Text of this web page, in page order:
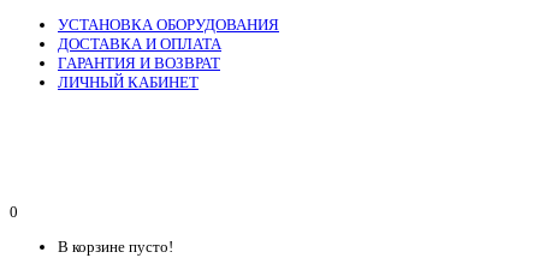
УСТАНОВКА ОБОРУДОВАНИЯ
ДОСТАВКА И ОПЛАТА
ГАРАНТИЯ И ВОЗВРАТ
ЛИЧНЫЙ КАБИНЕТ
0
В корзине пусто!